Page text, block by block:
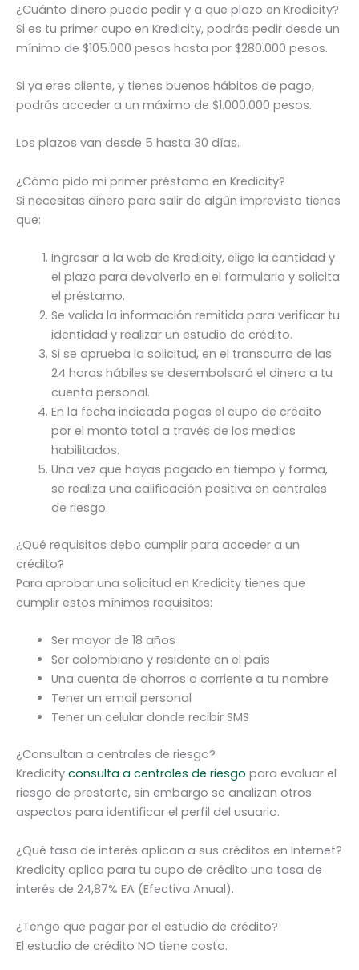
¿Cuánto dinero puedo pedir y a que plazo en Kredicity?
Si es tu primer cupo en Kredicity, podrás pedir desde un
mínimo de $105.000 pesos hasta por $280.000 pesos.
Si ya eres cliente, y tienes buenos hábitos de pago,
podrás acceder a un máximo de $1.000.000 pesos.
Los plazos van desde 5 hasta 30 días.
¿Cómo pido mi primer préstamo en Kredicity?
Si necesitas dinero para salir de algún imprevisto tienes
que:
Ingresar a la web de Kredicity, elige la cantidad y
el plazo para devolverlo en el formulario y solicita
el préstamo.
Se valida la información remitida para verificar tu
identidad y realizar un estudio de crédito.
Si se aprueba la solicitud, en el transcurro de las
24 horas hábiles se desembolsará el dinero a tu
cuenta personal.
En la fecha indicada pagas el cupo de crédito
por el monto total a través de los medios
habilitados.
Una vez que hayas pagado en tiempo y forma,
se realiza una calificación positiva en centrales
de riesgo.
¿Qué requisitos debo cumplir para acceder a un
crédito?
Para aprobar una solicitud en Kredicity tienes que
cumplir estos mínimos requisitos:
Ser mayor de 18 años
Ser colombiano y residente en el país
Una cuenta de ahorros o corriente a tu nombre
Tener un email personal
Tener un celular donde recibir SMS
¿Consultan a centrales de riesgo?
Kredicity consulta a centrales de riesgo para evaluar el
riesgo de prestarte, sin embargo se analizan otros
aspectos para identificar el perfil del usuario.
¿Qué tasa de interés aplican a sus créditos en Internet?
Kredicity aplica para tu cupo de crédito una tasa de
interés de 24,87% EA (Efectiva Anual).
¿Tengo que pagar por el estudio de crédito?
El estudio de crédito NO tiene costo.